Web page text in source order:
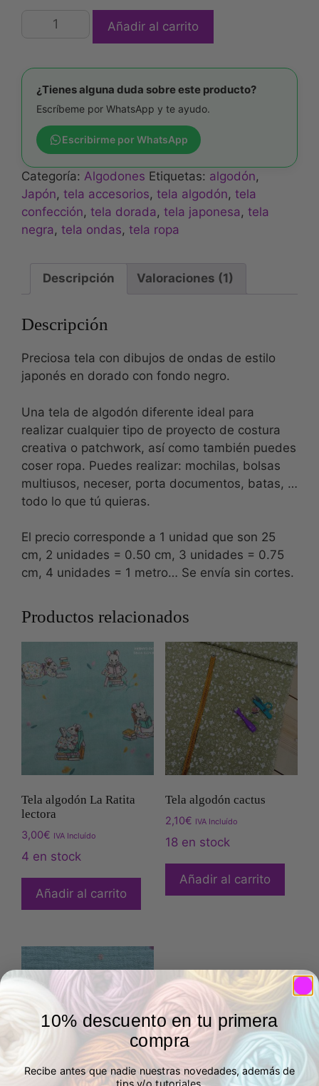
Añadir al carrito
¿Tienes alguna duda sobre este producto?
Escríbeme por WhatsApp y te ayudo.
Escribirme por WhatsApp
Categoría: Algodones Etiquetas: algodón,
Japón, tela accesorios, tela algodón, tela
confección, tela dorada, tela japonesa, tela
negra, tela ondas, tela ropa
Descripción Valoraciones (1)
Descripción
Preciosa tela con dibujos de ondas de estilo
japonés en dorado con fondo negro.
Una tela de algodón diferente ideal para
realizar cualquier tipo de proyecto de costura
creativa o patchwork, así como también puedes
coser ropa. Puedes realizar: mochilas, bolsas
multiusos, neceser, porta documentos, batas, …
todo lo que tú quieras.
El precio corresponde a 1 unidad que son 25
cm, 2 unidades = 0.50 cm, 3 unidades = 0.75
cm, 4 unidades = 1 metro… Se envía sin cortes.
Productos relacionados
Tela algodón La Ratita
lectora
3,00€ IVA Incluído
4 en stock
Añadir al carrito
Tela algodón cactus
2,10€ IVA Incluído
18 en stock
Añadir al carrito
10% descuento en tu primera
compra
Recibe antes que nadie nuestras novedades, además de
tips y/o tutoriales.